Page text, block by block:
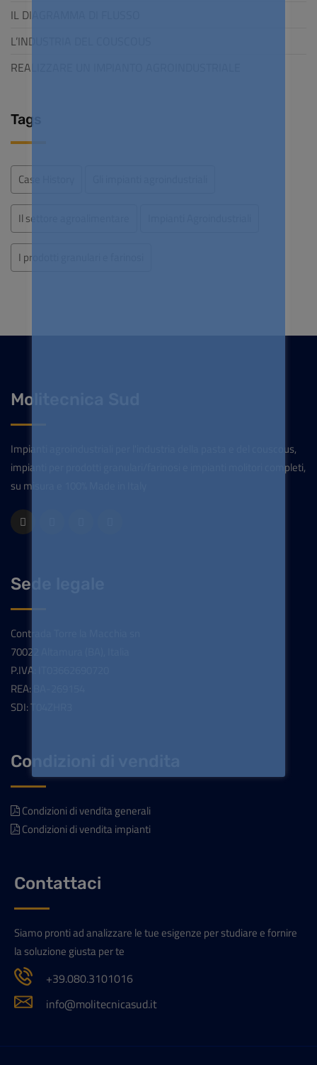
IL DIAGRAMMA DI FLUSSO
L’INDUSTRIA DEL COUSCOUS
REALIZZARE UN IMPIANTO AGROINDUSTRIALE
Tags
Case History
Il settore agroalimentare
I prodotti granulari e farinosi
Molitecnica Sud
Impianti agroindustriali per l'industria della pasta e del couscous,
impianti per prodotti granulari/farinosi e impianti molitori completi,
su misura e 100% Made in Italy
Sede legale
Contrada Torre la Macchia sn
70022 Altamura (BA), Italia
P.IVA: IT03662690720
REA: BA-269154
SDI: T04ZHR3
Condizioni di vendita
Condizioni di vendita generali
Condizioni di vendita impianti
Contattaci
Siamo pronti ad analizzare le tue esigenze per studiare e fornire
la soluzione giusta per te
+39.080.3101016
info@molitecnicasud.it